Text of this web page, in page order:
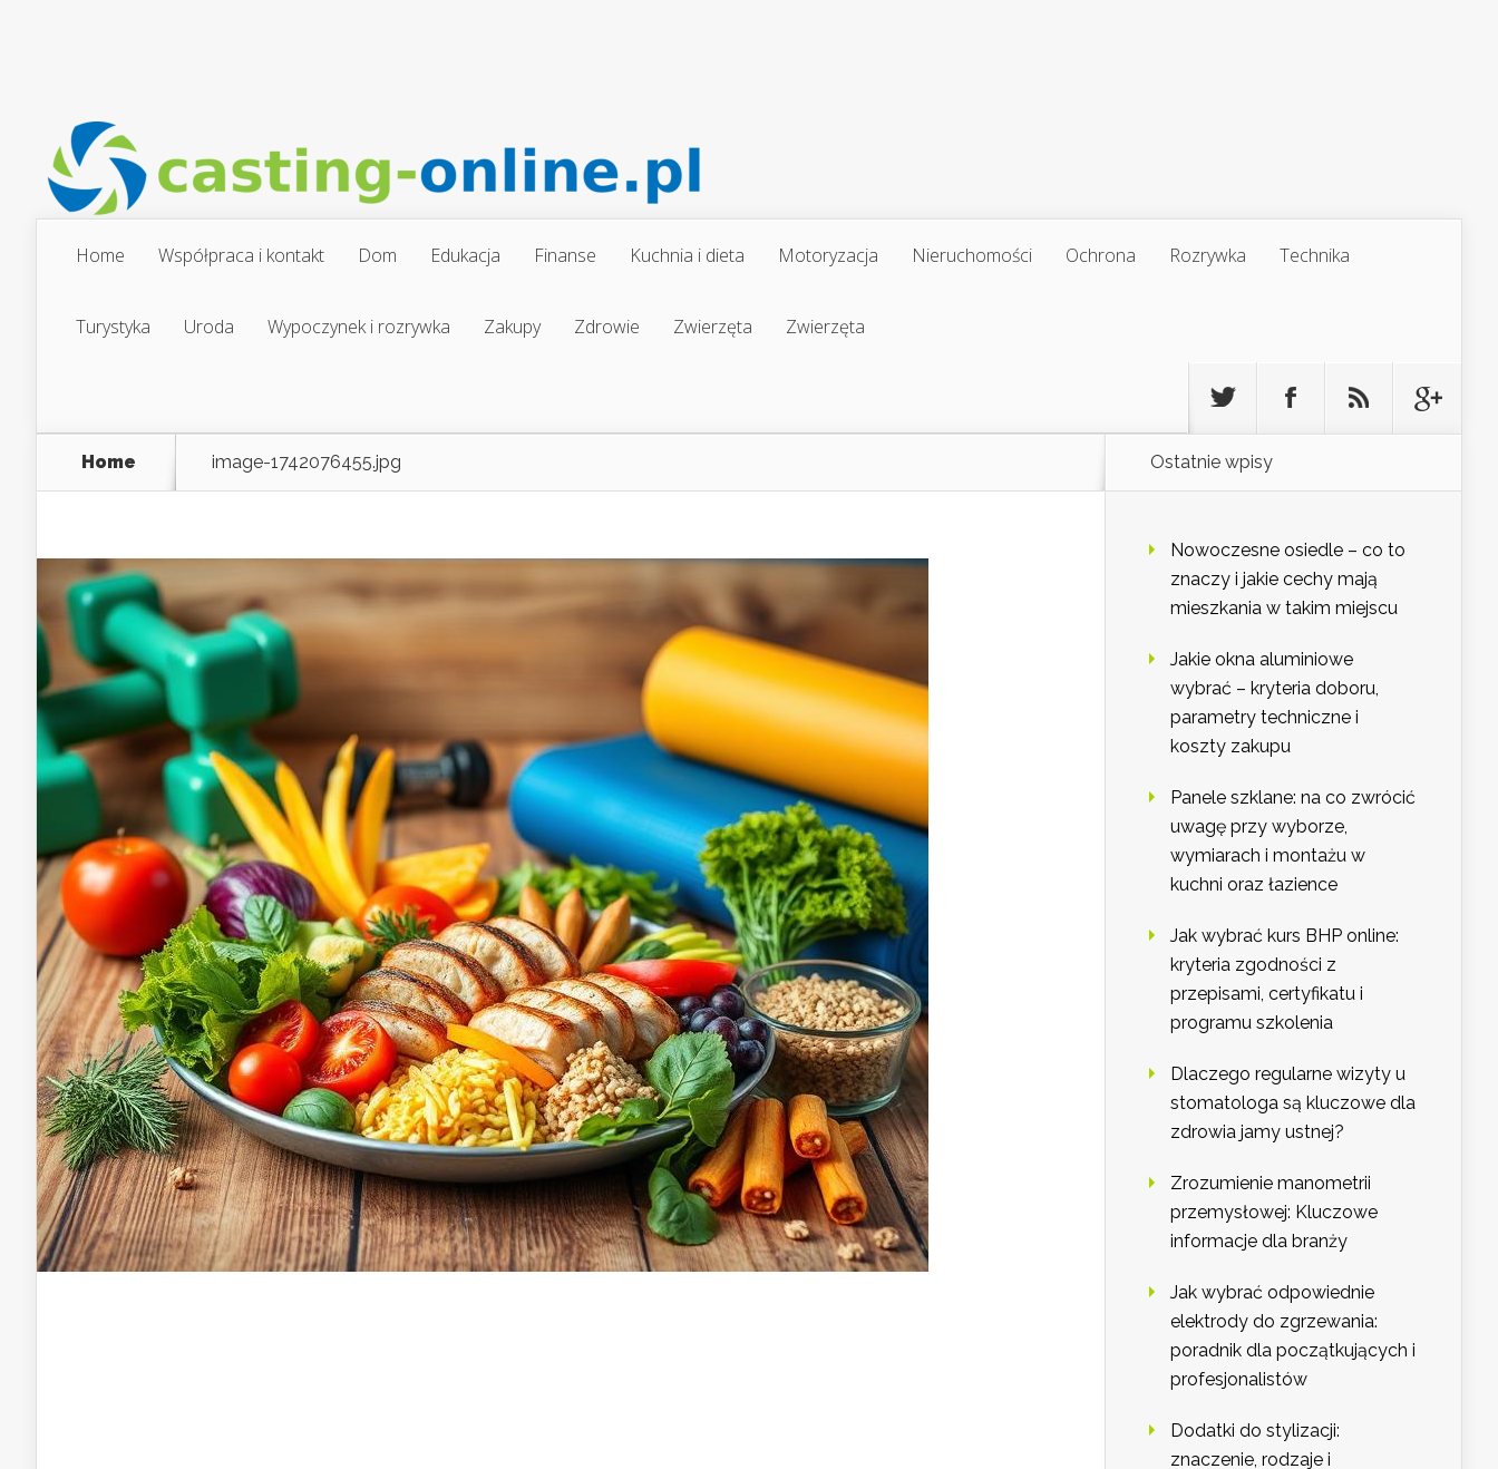
Home Współpraca i kontakt Dom Edukacja Finanse Kuchnia i dieta Motoryzacja Nieruchomości Ochrona Rozrywka Technika
Turystyka Uroda Wypoczynek i rozrywka Zakupy Zdrowie Zwierzęta Zwierzęta
Home image-1742076455.jpg Ostatnie wpisy
Nowoczesne osiedle – co to
znaczy i jakie cechy mają
mieszkania w takim miejscu
Jakie okna aluminiowe
wybrać – kryteria doboru,
parametry techniczne i
koszty zakupu
Panele szklane: na co zwrócić
uwagę przy wyborze,
wymiarach i montażu w
kuchni oraz łazience
Jak wybrać kurs BHP online:
kryteria zgodności z
przepisami, certyfikatu i
programu szkolenia
Dlaczego regularne wizyty u
stomatologa są kluczowe dla
zdrowia jamy ustnej?
Zrozumienie manometrii
przemysłowej: Kluczowe
informacje dla branży
Jak wybrać odpowiednie
elektrody do zgrzewania:
poradnik dla początkujących i
profesjonalistów
Dodatki do stylizacji:
znaczenie, rodzaje i